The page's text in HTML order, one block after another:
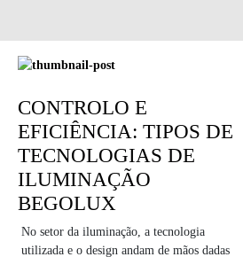
CONTROLO E
EFICIÊNCIA: TIPOS DE
TECNOLOGIAS DE
ILUMINAÇÃO
BEGOLUX
No setor da iluminação, a tecnologia
utilizada e o design andam de mãos dadas